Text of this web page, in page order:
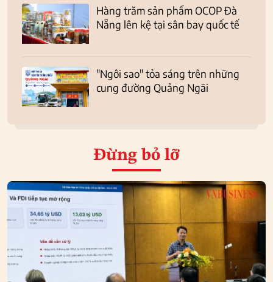
Hàng trăm sản phẩm OCOP Đà
Nẵng lên kệ tại sân bay quốc tế
"Ngôi sao" tỏa sáng trên những
cung đường Quảng Ngãi
Đừng bỏ lỡ